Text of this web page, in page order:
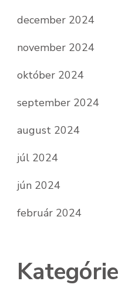
december 2024
november 2024
október 2024
september 2024
august 2024
júl 2024
jún 2024
február 2024
Kategórie